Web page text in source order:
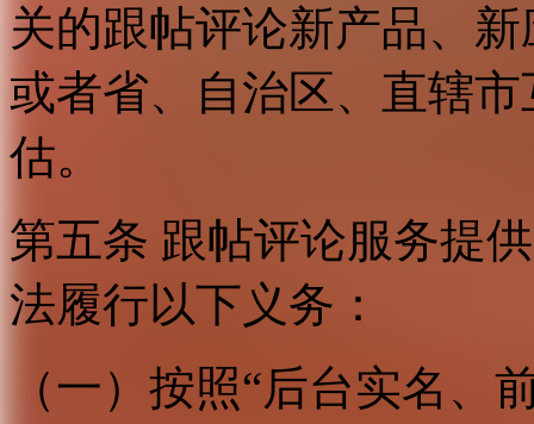
关的跟帖评论新产品、
或者省、自治区、直辖
估。
第五条 跟帖评论服务提
法履行以下义务：
（一）按照“后台实名、